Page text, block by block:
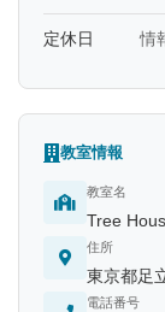
定休日 情
教室情報
教室名
Tree
住所
東京都足
電話番号